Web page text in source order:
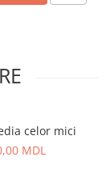
celor mici
MDL